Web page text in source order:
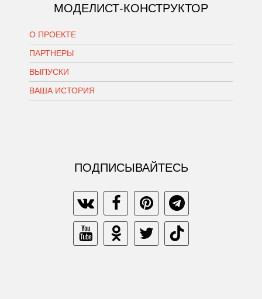
МОДЕЛИСТ-КОНСТРУКТОР
О ПРОЕКТЕ
ПАРТНЕРЫ
ВЫПУСКИ
ВАША ИСТОРИЯ
ПОДПИСЫВАЙТЕСЬ